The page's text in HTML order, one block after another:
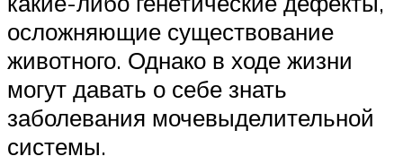
осложняющие существование
животного. Однако в ходе жизни
могут давать о себе знать
заболевания мочевыделительной
системы.